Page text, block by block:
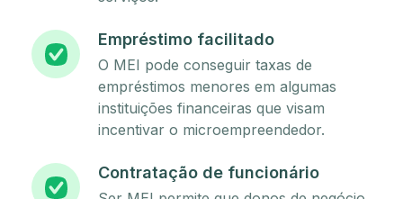
Empréstimo facilitado
O MEI pode conseguir taxas de
empréstimos menores em algumas
instituições financeiras que visam
incentivar o microempreendedor.
Contratação de funcionário